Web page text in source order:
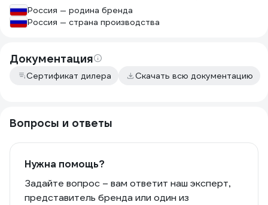
Россия — родина бренда
Россия — страна производства
Документация
Сертификат дилера Скачать всю документацию
Вопросы и ответы
Нужна помощь?
Задайте вопрос – вам ответит наш эксперт,
представитель бренда или один из